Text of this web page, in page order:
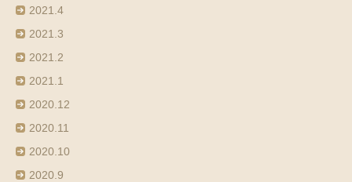
2021.4
2021.3
2021.2
2021.1
2020.12
2020.11
2020.10
2020.9